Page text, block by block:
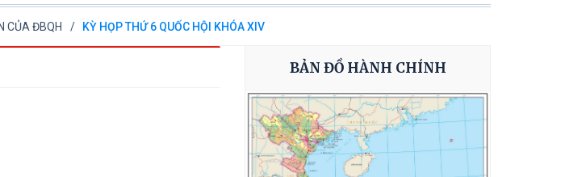
CỦA ĐBQH KỲ HỌP THỨ 6 QUỐC HỘI KHÓA XIV
BẢN ĐỒ HÀNH CHÍNH